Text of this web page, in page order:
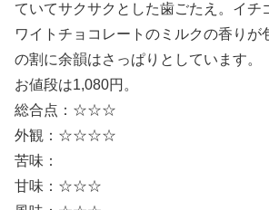
ていてサクサクとした歯ごたえ。イチ
ワイトチョコレートのミルクの香りが
の割に余韻はさっぱりとしています。
お値段は1,080円。
総合点：☆☆☆
外観：☆☆☆☆
苦味：
甘味：☆☆☆